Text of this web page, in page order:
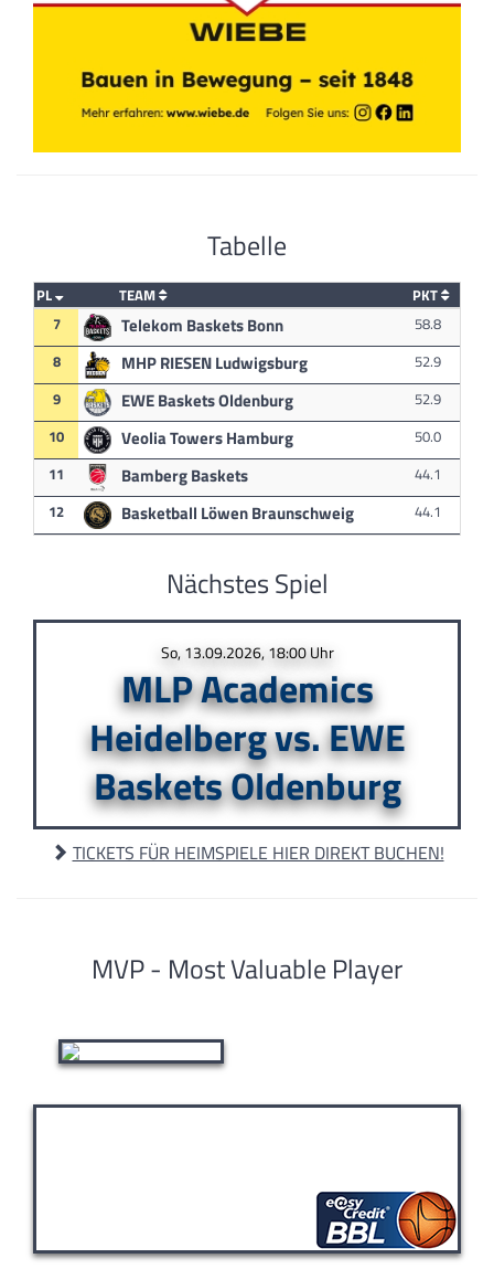
Tabelle
PL TEAM
PKT
7
Telekom Baskets Bonn
58.8
8
MHP RIESEN Ludwigsburg
52.9
9
EWE Baskets Oldenburg
52.9
10
Veolia Towers Hamburg
50.0
11
Bamberg Baskets
44.1
12
Basketball Löwen Braunschweig 44.1
Nächstes Spiel
So, 13.09.2026, 18:00 Uhr
MLP Academics
Heidelberg vs. EWE
Baskets Oldenburg
TICKETS FÜR HEIMSPIELE HIER DIREKT BUCHEN!
MVP - Most Valuable Player